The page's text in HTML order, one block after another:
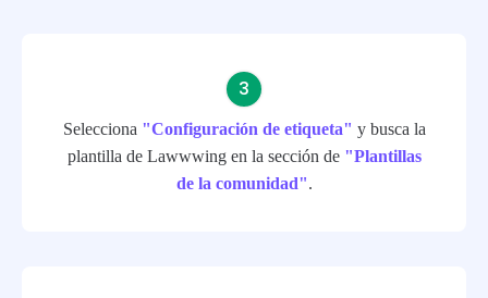
Selecciona "Configuración de etiqueta" y busca la
plantilla de Lawwwing en la sección de "Plantillas
de la comunidad".